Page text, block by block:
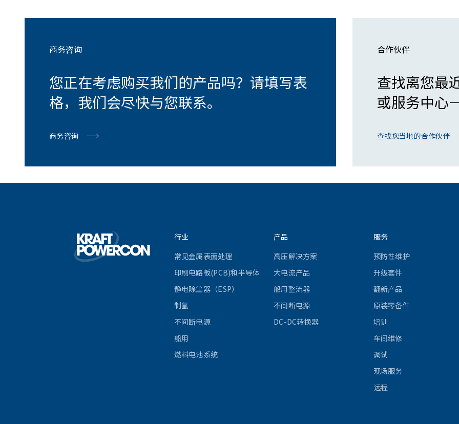
商务咨询
您正在考虑购买我们的产品吗？请填写表
格，我们会尽快与您联系。
商务咨询
合作伙伴
查找离您最
或服务中
查找您当地的合作伙伴
行业
常见金属表面处理
印刷电路板(PCB)和半导体
静电除尘器（ESP）
制氢
不间断电源
船用
燃料电池系统
产品
高压解决方案
大电流产品
船用整流器
不间断电源
DC-DC转换器
服务
预防性维护
升级套件
翻新产品
原装零备件
培训
车间维修
调试
现场服务
远程